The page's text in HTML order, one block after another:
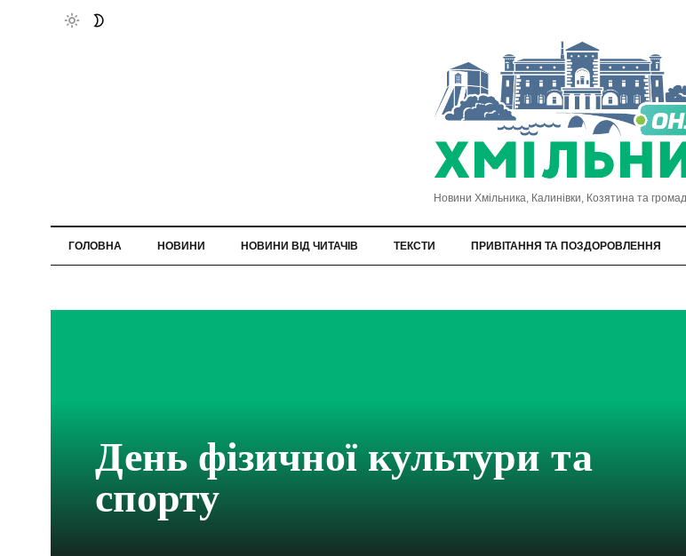
Новини Хмільника, Калинівки, Козятина та
ГОЛОВНА НОВИНИ НОВИНИ ВІД ЧИТАЧІВ ТЕКСТИ ПРИВІТАННЯ ТА ПОЗДОРОВЛЕННЯ
День фізичної культури та
спорту